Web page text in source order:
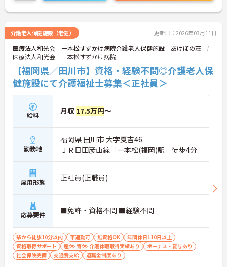
介護老人保健施設（老健） 更新日：2026年03月11日
医療法人和光会 一本松すずかけ病院介護老人保健施設 あけぼの荘
医療法人和光会 一本松すずかけ病院
【福岡県／田川市】資格・経験不問◎介護老人保
健施設にて介護福祉士募集＜正社員＞
給料 月収 17.5万円～
勤務地
福岡県 田川市 大字夏吉46
ＪＲ日田彦山線「一本松(福岡)駅」徒歩4分
雇用形態 正社員(正職員)
応募要件 ■免許・資格不問 ■経験不問
駅から徒歩10分以内 車通勤可 無資格OK
年間休日110日以上
資格取得サポート
産休･育休･介護休暇取得実績あり
ボーナス・賞与あり
社会保険完備
交通費支給 退職金制度あり